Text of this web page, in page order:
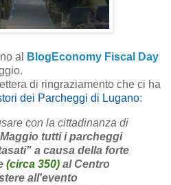
al
BlogEconomy Fiscal Day
di ringraziamento che ci ha
dei Parcheggi di Lugano:
con la cittadinanza di
tutti i parcheggi
a causa della forte
(circa 350) al Centro
all'evento